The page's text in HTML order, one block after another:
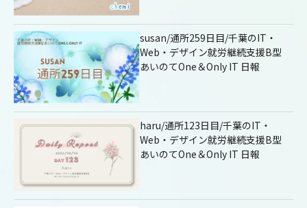
susan/通所259日目/千葉のIT・
Web・デザイン就労継続支援B型
あいのてOne＆Only IT 日報
haru/通所123日目/千葉のIT・
Web・デザイン就労継続支援B型
あいのてOne＆Only IT 日報